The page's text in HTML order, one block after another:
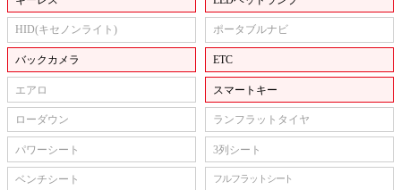
HID(キセノンライト) ポータブルナビ
バックカメラ ETC
エアロ スマートキー
ローダウン ランフラットタイヤ
パワーシート 3列シート
ベンチシート フルフラットシート